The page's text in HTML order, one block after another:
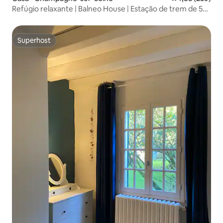
Refúgio relaxante | Balneo House | Estação de trem de 5
Superhost
Superhost